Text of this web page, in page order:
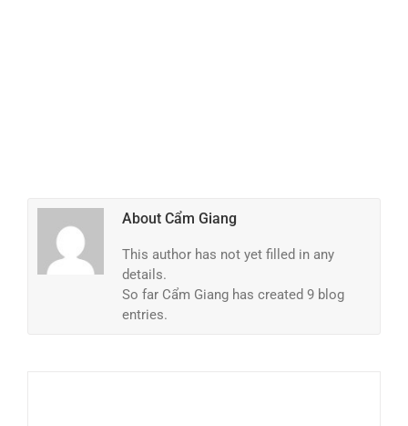
AboutCẩm Giang
This author has not yet filled in any
details.
So far Cẩm Giang has created 9 blog
entries.